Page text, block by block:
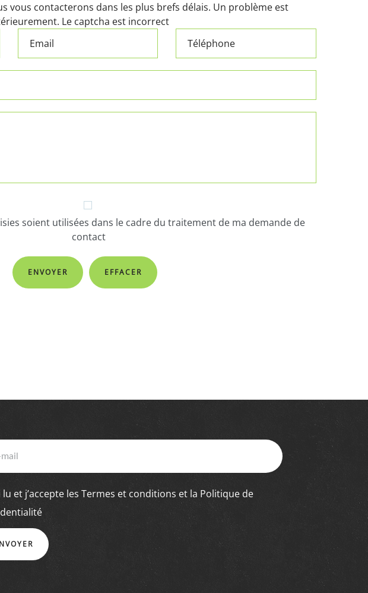
vous contacterons dans les plus brefs délais. Un problème est
Le captcha est incorrect
soient utilisées dans le cadre du traitement de ma demande de
contact
ENVOYER EFFACER
lu et j’accepte les Termes et conditions et la Politique de